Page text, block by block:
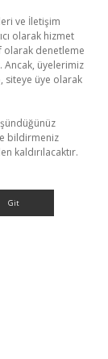
ve İletişim
olarak hizmet
olarak denetleme
Ancak, üyelerimiz
siteye üye olarak
bildirmeniz
kaldırılacaktır.